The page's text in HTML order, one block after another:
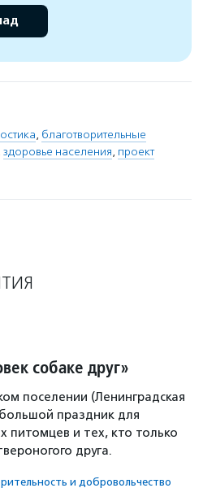
, благотворительные
здоровье населения, проект
собаке друг»
поселении (Ленинградская
праздник для
питомцев и тех, кто только
друга.
и доброволь­чест­во